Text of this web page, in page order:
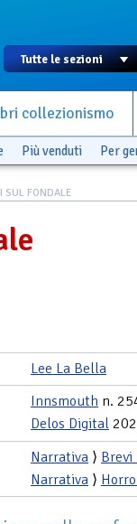
collezionismo
Più venduti Per
SUL FONDALE
Lee La Bella
Innsmouth n.
Delos Digital
Narrativa ⟩ Brevi
Narrativa ⟩